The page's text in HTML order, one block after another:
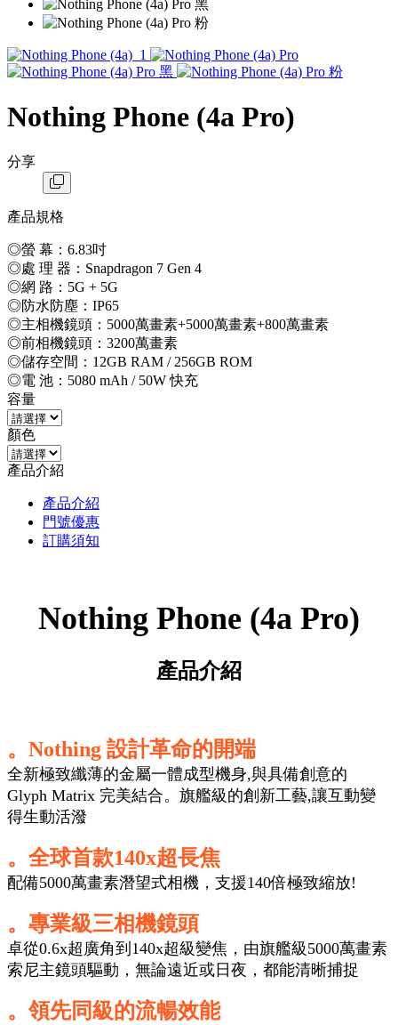
Nothing Phone (4a Pro)
分享
產品規格
◎螢 幕：6.83吋
◎處 理 器：Snapdragon 7 Gen 4
◎網 路：5G + 5G
◎防水防塵：IP65
◎主相機鏡頭：5000萬畫素+5000萬畫素+800萬畫素
◎前相機鏡頭：3200萬畫素
◎儲存空間：12GB RAM / 256GB ROM
◎電 池：5080 mAh / 50W 快充
容量
顏色
產品介紹
產品介紹
門號優惠
訂購須知
Nothing Phone (4a Pro)
產品介紹
。Nothing 設計革命的開端
全新極致纖薄的金屬一體成型機身,與具備創意的
Glyph Matrix 完美結合。旗艦級的創新工藝,讓互動變
得生動活潑
。全球首款140x超長焦
配備5000萬畫素潛望式相機，支援140倍極致縮放!
。專業級三相機鏡頭
卓從0.6x超廣角到140x超級變焦，由旗艦級5000萬畫素
索尼主鏡頭驅動，無論遠近或日夜，都能清晰捕捉
。領先同級的流暢效能